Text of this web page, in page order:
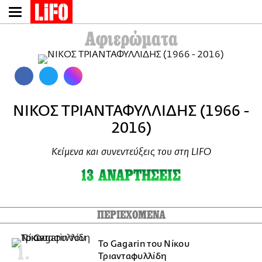
Παράκαμψη
προς
περιεχόμενο
Αφιερώματα
ΝΙΚΟΣ ΤΡΙΑΝΤΑΦΥΛΛΙΔΗΣ (1966 -
2016)
Κείμενα και συνεντεύξεις του στη LIFO
13 ΑΝΑΡΤΗΣΕΙΣ
Το Gagarin του Νίκου
Τριανταφυλλίδη